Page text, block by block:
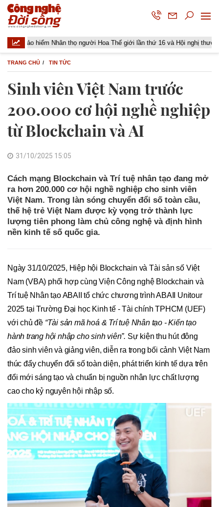
Nhân thọ người Hoa Thế giới lần thứ 16 và Hội nghị thường niên Giải
TRANG CHỦ TIN TỨC
Sinh viên Việt Nam trước
200.000 cơ hội nghề nghiệp
từ Blockchain và AI
31/10/2025 15:05
Cách mạng Blockchain và Trí tuệ nhân tạo đang mở
ra hơn 200.000 cơ hội nghề nghiệp cho sinh viên
Việt Nam. Trong làn sóng chuyển đổi số toàn cầu,
thế hệ trẻ Việt Nam được kỳ vọng trở thành lực
lượng tiên phong làm chủ công nghệ và định hình
nền kinh tế số quốc gia.
Ngày 31/10/2025, Hiệp hội Blockchain và Tài sản số Việt
Nam (VBA) phối hợp cùng Viện Công nghệ Blockchain và
Trí tuệ Nhân tạo ABAII tổ chức chương trình ABAII Unitour
2025 tại Trường Đại học Kinh tế - Tài chính TPHCM (UEF)
với chủ đề “Tài sản mã hoá & Trí tuệ Nhân tạo - Kiến tạo
hành trang hội nhập cho sinh viên”. Sự kiện thu hút đông
đảo sinh viên và giảng viên, diễn ra trong bối cảnh Việt Nam
thúc đẩy chuyển đổi số toàn diện, phát triển kinh tế dựa trên
đổi mới sáng tạo và chuẩn bị nguồn nhân lực chất lượng
cao cho kỷ nguyên hội nhập số.